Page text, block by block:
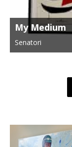
My Medium
Universe 8
Senatori